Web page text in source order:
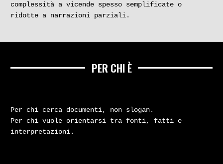
complessità a vicende spesso semplificate o
ridotte a narrazioni parziali.
PER CHI È
Per chi cerca documenti, non slogan.
Per chi vuole orientarsi tra fonti, fatti e
interpretazioni.